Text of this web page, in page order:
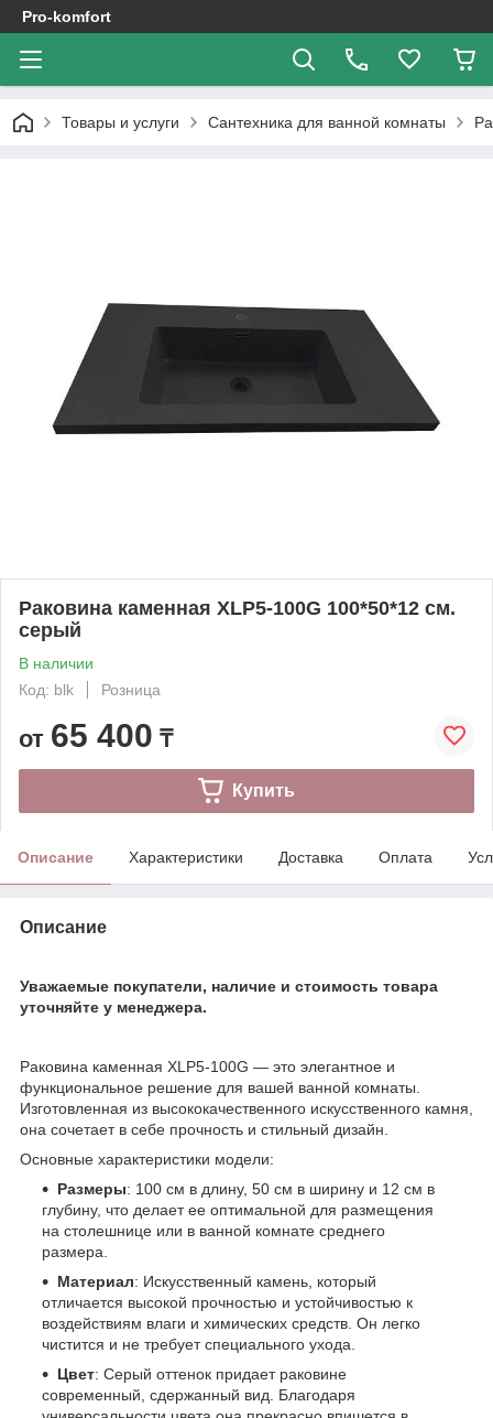
Pro-komfort
Товары и услуги Сантехника для ванной комнаты
Раковина каменная XLP5-100G 100*50*12 см.
серый
В наличии
Код: blk
Розница
от 65 400 ₸
Купить
Описание Характеристики Доставка Оплата
Описание
Уважаемые покупатели, наличие и стоимость товара
уточняйте у менеджера.
Раковина каменная XLP5-100G — это элегантное и
функциональное решение для вашей ванной комнаты.
Изготовленная из высококачественного искусственного камня,
она сочетает в себе прочность и стильный дизайн.
Основные характеристики модели:
Размеры: 100 см в длину, 50 см в ширину и 12 см в
глубину, что делает ее оптимальной для размещения
на столешнице или в ванной комнате среднего
размера.
Материал: Искусственный камень, который
отличается высокой прочностью и устойчивостью к
воздействиям влаги и химических средств. Он легко
чистится и не требует специального ухода.
Цвет: Серый оттенок придает раковине
современный, сдержанный вид. Благодаря